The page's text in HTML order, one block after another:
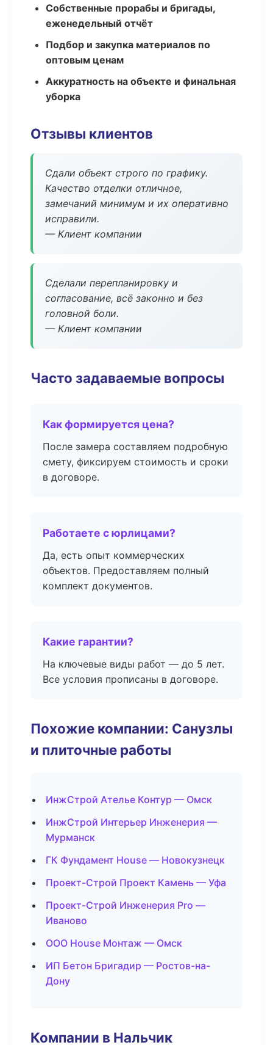
Собственные прорабы и бригады,
еженедельный отчёт
Подбор и закупка материалов по
оптовым ценам
Аккуратность на объекте и финальная
уборка
Отзывы клиентов
Сдали объект строго по графику.
Качество отделки отличное,
замечаний минимум и их оперативно
исправили.
— Клиент компании
Сделали перепланировку и
согласование, всё законно и без
головной боли.
— Клиент компании
Часто задаваемые вопросы
Как формируется цена?
После замера составляем подробную
смету, фиксируем стоимость и сроки
в договоре.
Работаете с юрлицами?
Да, есть опыт коммерческих
объектов. Предоставляем полный
комплект документов.
Какие гарантии?
На ключевые виды работ — до 5 лет.
Все условия прописаны в договоре.
Похожие компании: Санузлы
и плиточные работы
ИнжСтрой Ателье Контур — Омск
ИнжСтрой Интерьер Инженерия —
Мурманск
ГК Фундамент House — Новокузнецк
Проект-Строй Проект Камень — Уфа
Проект-Строй Инженерия Pro —
Иваново
ООО House Монтаж — Омск
ИП Бетон Бригадир — Ростов-на-
Дону
Компании в Нальчик